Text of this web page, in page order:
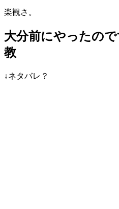
楽観さ。
大分前にやったの
教
↓ネタバレ？